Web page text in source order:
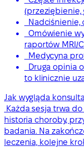
(przeziębienie,
Nadciśnienie,
Omówienie
raportów MRI/
Medycyna
Druga opinia
to klinicznie
Jak wygląda
Każda sesja trwa
historia choroby,
badania. Na
leczenia, kolejne